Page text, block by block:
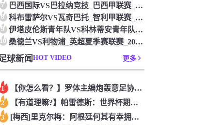
7 巴西国际VS巴拉纳竞技_巴西甲联赛_2026年07月26日
8 科布雷萨尔VS瓦奇巴托_智利甲联赛_2026年07月26日
9 伊塔皮伦斯青年队VS科林蒂安青年队_巴圣青联联赛_2026年
10 桑德兰VS利物浦_英超夏季赛联赛_2026年07月26日
球新闻 HOT VIDEO 更多
1 【你怎么看？】罗体主编炮轰意足协主席：浪费三十天结果选个自己
2 【有道理嘛?】帕雷德斯：世界杯期间我有轻微骨裂，现在好多了！
3 [梅西]里克尔梅：阿根廷何其有幸拥有老马和梅西； 体力充沛决